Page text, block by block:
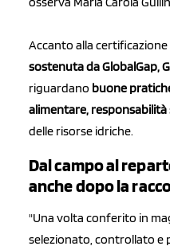
Accanto alla
sostenuta da GlobalGap,
riguardano buone
alimentare, responsabilità
delle risorse idriche.
Dal campo al
anche dopo la
"Una volta conferito in
selezionato, controllato e